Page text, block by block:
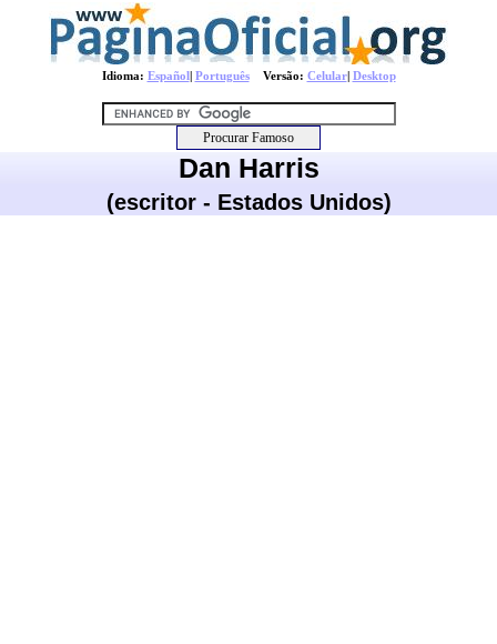
Idioma: Español| PortuguêsVersão: Celular| Desktop
Dan Harris
(escritor - Estados Unidos)